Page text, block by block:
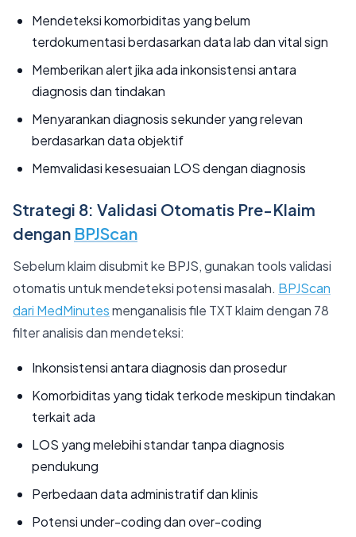
Mendeteksi komorbiditas yang belum
terdokumentasi berdasarkan data lab dan vital sign
Memberikan alert jika ada inkonsistensi antara
diagnosis dan tindakan
Menyarankan diagnosis sekunder yang relevan
berdasarkan data objektif
Memvalidasi kesesuaian LOS dengan diagnosis
Strategi 8: Validasi Otomatis Pre-Klaim
dengan BPJScan
Sebelum klaim disubmit ke BPJS, gunakan tools validasi
otomatis untuk mendeteksi potensi masalah. BPJScan
dari MedMinutesmenganalisis file TXT klaim dengan 78
filter analisis dan mendeteksi:
Inkonsistensi antara diagnosis dan prosedur
Komorbiditas yang tidak terkode meskipun tindakan
terkait ada
LOS yang melebihi standar tanpa diagnosis
pendukung
Perbedaan data administratif dan klinis
Potensi under-coding dan over-coding